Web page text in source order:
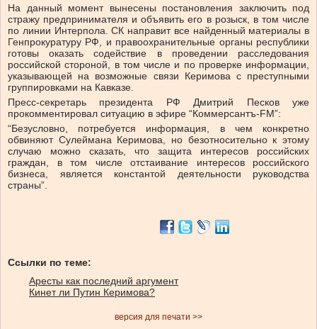
На данный момент вынесены постановления заключить под
стражу предпринимателя и объявить его в розыск, в том числе
по линии Интерпола. СК направит все найденный материалы в
Генпрокуратуру РФ, и правоохранительные органы республики
готовы оказать содействие в проведении расследования
российской стороной, в том числе и по проверке информации,
указывающей на возможные связи Керимова с преступными
группировками на Кавказе.
Пресс-секретарь президента РФ Дмитрий Песков уже
прокомментировал ситуацию в эфире “Коммерсантъ-FM”:
“Безусловно, потребуется информация, в чем конкретно
обвиняют Сулеймана Керимова, но безотносительно к этому
случаю можно сказать, что защита интересов российских
граждан, в том числе отстаивание интересов российского
бизнеса, является константой деятельности руководства
страны”.
Ссылки по теме:
Аресты как последний аргумент
Кинет ли Путин Керимова?
версия для печати >>